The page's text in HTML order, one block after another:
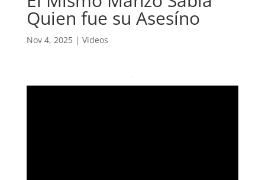
Quien fue su Asesíno
Nov 4, 2025| Videos